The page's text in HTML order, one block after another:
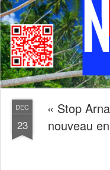
DEC
23
« Stop
nouveau